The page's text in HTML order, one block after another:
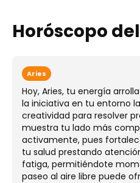
Horóscopo
Aries
Hoy, Aries, tu energía
la iniciativa en tu entorno
creatividad para resolver
muestra tu lado más
activamente, pues
tu salud prestando
fatiga, permitiéndote
paseo al aire libre puede